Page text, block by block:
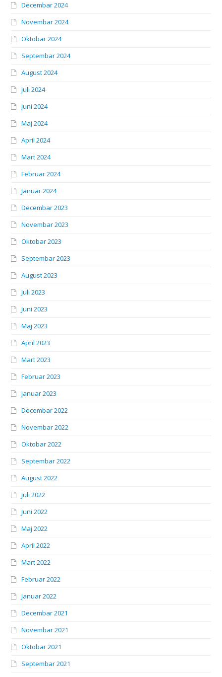
Decembar 2024
Novembar 2024
Oktobar 2024
Septembar 2024
August 2024
Juli 2024
Juni 2024
Maj 2024
April 2024
Mart 2024
Februar 2024
Januar 2024
Decembar 2023
Novembar 2023
Oktobar 2023
Septembar 2023
August 2023
Juli 2023
Juni 2023
Maj 2023
April 2023
Mart 2023
Februar 2023
Januar 2023
Decembar 2022
Novembar 2022
Oktobar 2022
Septembar 2022
August 2022
Juli 2022
Juni 2022
Maj 2022
April 2022
Mart 2022
Februar 2022
Januar 2022
Decembar 2021
Novembar 2021
Oktobar 2021
Septembar 2021